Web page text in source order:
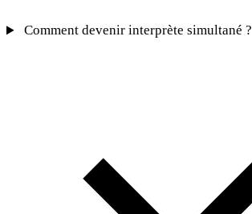
Comment devenir interprète simultané ?